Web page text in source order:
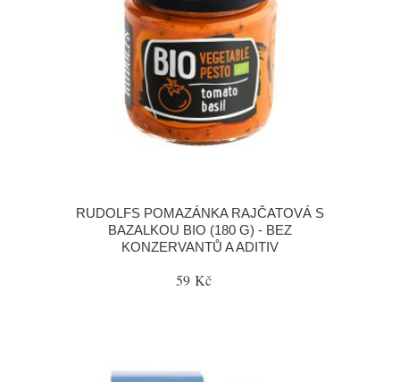
RUDOLFS POMAZÁNKA RAJČATOVÁ S
BAZALKOU BIO (180 G) - BEZ
KONZERVANTŮ A ADITIV
59 Kč